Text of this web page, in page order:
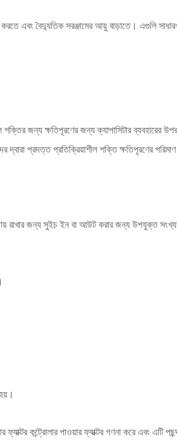
এবং বৈদ্যুতিক সরঞ্জামের আয়ু বাড়াতে। এগুলি
শক্তির জন্য ক্ষতিপূরণের জন্য ক্যাপাসিটার ব্যবহারের
দ্বারা প্রদত্ত প্রতিক্রিয়াশীল শক্তি ক্ষতিপূরণের
রাখার জন্য সুইচ ইন বা আউট করার জন্য উপযুক্ত
কন্ট্রোলার পাওয়ার ফ্যাক্টর গণনা করে এবং এটি